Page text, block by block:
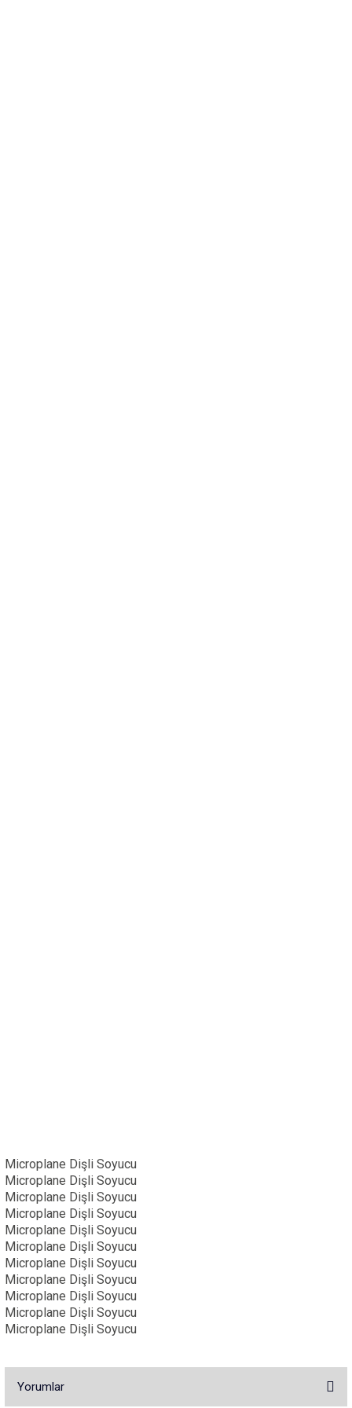
Microplane Dişli Soyucu
Microplane Dişli Soyucu
Microplane Dişli Soyucu
Microplane Dişli Soyucu
Microplane Dişli Soyucu
Microplane Dişli Soyucu
Microplane Dişli Soyucu
Microplane Dişli Soyucu
Microplane Dişli Soyucu
Microplane Dişli Soyucu
Microplane Dişli Soyucu
Yorumlar